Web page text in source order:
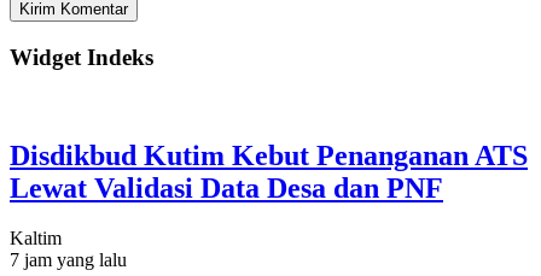
Widget Indeks
Disdikbud Kutim Kebut Penanganan ATS
Lewat Validasi Data Desa dan PNF
Kaltim
7 jam yang lalu